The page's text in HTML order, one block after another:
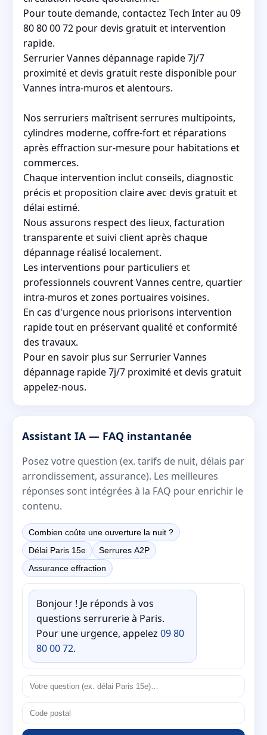
Pour toute demande, contactez Tech Inter au 09
80 80 00 72 pour devis gratuit et intervention
rapide.
Serrurier Vannes dépannage rapide 7j/7
proximité et devis gratuit reste disponible pour
Vannes intra-muros et alentours.
Nos serruriers maîtrisent serrures multipoints,
cylindres moderne, coffre-fort et réparations
après effraction sur-mesure pour habitations et
commerces.
Chaque intervention inclut conseils, diagnostic
précis et proposition claire avec devis gratuit et
délai estimé.
Nous assurons respect des lieux, facturation
transparente et suivi client après chaque
dépannage réalisé localement.
Les interventions pour particuliers et
professionnels couvrent Vannes centre, quartier
intra-muros et zones portuaires voisines.
En cas d'urgence nous priorisons intervention
rapide tout en préservant qualité et conformité
des travaux.
Pour en savoir plus sur Serrurier Vannes
dépannage rapide 7j/7 proximité et devis gratuit
appelez-nous.
Assistant IA — FAQ instantanée
Posez votre question (ex. tarifs de nuit, délais par
arrondissement, assurance). Les meilleures
réponses sont intégrées à la FAQ pour enrichir le
contenu.
Combien coûte une ouverture la nuit ?
Délai Paris 15e
Serrures A2P
Assurance effraction
Bonjour ! Je réponds à vos
questions serrurerie à Paris.
Pour une urgence, appelez 09 80
80 00 72.